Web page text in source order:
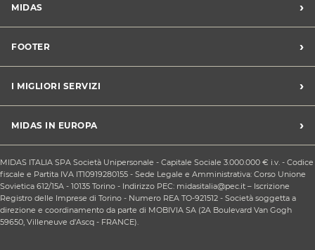
MIDAS ›
Blog dell'automobilista
Lavora con noi
Chi siamo
FOOTER ›
Apri un centro in franchising
CONDIZIONI PROMOZIONI
Sconti Convenzioni
Privacy policy
Condizioni Generali di Vendita
Contattaci
Responsabilità sociale d'impresa
Cookie Policy
I MIGLIORI SERVIZI ›
Revisione
Cambio gomme stagionale
Cinghia di distribuzione
Ricarica clima
Sostituzione batteria
Sostituzione ammortizzatori
MIDAS IN EUROPA ›
Midas Spagna
Midas Belgio
Midas Portogallo
MIDAS ITALIA SPA Società Unipersonale - Capitale Sociale 3.000.000 € i.v. - Codice
fiscale e Partita IVA IT10919280155 - Sede Legale e Amministrativa: Corso Unione
Sovietica 612/15A - 10135 Torino - Indirizzo PEC: midasitalia@pec.it – Iscrizione
Registro delle Imprese di Torino - Numero REA TO-921512 - Società soggetta a
direzione e coordinamento da parte di MOBIVIA SA (2A Boulevard Van Gogh
59650, Villeneuve d'Ascq - FRANCE).